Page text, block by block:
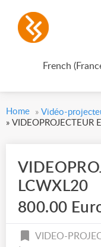
French
Home » Vidéo-
» VIDEOPROJECTEUR
LCWXL20
800.00
VIDEO-